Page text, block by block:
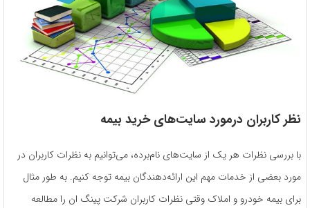
نظر کاربران درمورد سایت‌های خرید بیمه
با بررسی نظرات هر یک از سایت‌های نام‌برده، می‌توانیم به نظرات کاربران در
مورد بعضی از خدمات مهم این ارائه‌دهندگان بیمه توجه کنیم. به طور مثال
برای بیمه خودرو و املاک وقتی نظرات کاربران شرکت پینگ ان را مطالعه